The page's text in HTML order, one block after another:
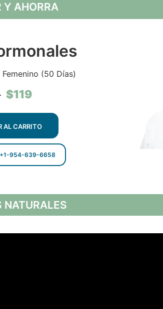
Y AHORRA
(50 Días)
El
precio
original
era:
$200.
$119
actual
es:
$119.
AL CARRITO
+1-954-639-6658
NATURALES